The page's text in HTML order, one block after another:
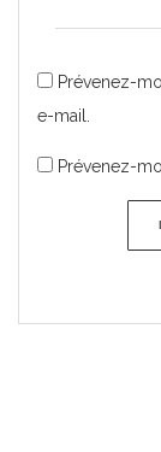
Prévenez-
e-mail.
Prévenez-